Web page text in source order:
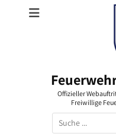
Offizieller
Freiwillige
Suchen
nach: